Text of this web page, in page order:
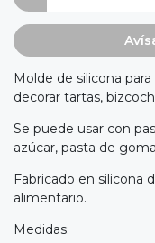
Molde de silicona
decorar tartas,
Se puede usar con
azúcar, pasta de
Fabricado en silicona
alimentario.
Medidas: